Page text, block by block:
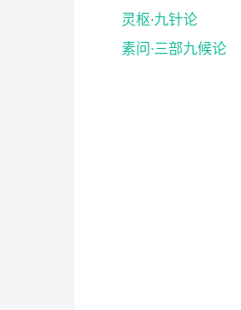
灵枢·九针论
素问·三部九候论